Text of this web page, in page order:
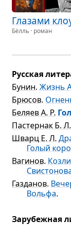
Гла­зами
Бёлль · роман
Русская
Бунин. Жизнь
Брюсов.
Беляев А. Р.
Пастернак Б. Л.
Шварц Е. Л.
Голый
Вагинов.
Газданов.
Вольфа.
Зарубежная